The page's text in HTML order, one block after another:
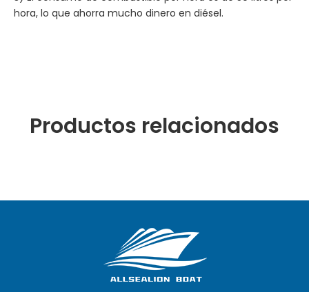
hora, lo que ahorra mucho dinero en diésel.
Productos relacionados